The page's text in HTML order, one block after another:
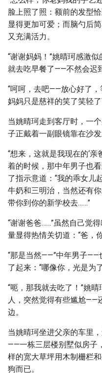
脸上照了照：额前的发型
显得更加可爱；而脑勺后
又充满活力。
“谢谢妈妈！”姚晴珂感激
就去吃早餐了——不然会迟
“呵呵，去吧——放心好了
妈妈只是慈祥的笑了笑轻了
当姚晴珂走到客厅时，一
子正戴着一副眼镜靠在沙发
“想来，这就是我现在的‘亲
着的时候，那中年男子也
了指示意道：“我的乖女
牛奶和三明治，当然还有
带你到你的新学校去……”
“谢谢爸爸……”虽然自己觉
量显得热情关切道：“爸，
“那是当然——”中年男子——
了起来：“哪像你，光是为
“呃，那我就去吃了！”姚
人，突然觉得有些尴尬——
边。
当姚晴珂坐进父亲的车里
——一栋三层楼别墅似房子
样的宽大草坪用木制栅栏
狗而已。